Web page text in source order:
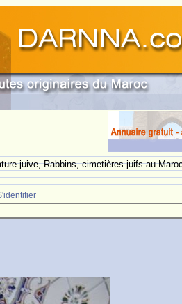
juive, Rabbins, cimetières juifs au